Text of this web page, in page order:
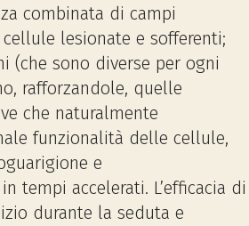
combinata di campi
lesionate e sofferenti;
(che sono diverse per ogni
rafforzandole, quelle
che naturalmente
funzionalità delle cellule,
e
tempi accelerati. L’efficacia di
durante la seduta e